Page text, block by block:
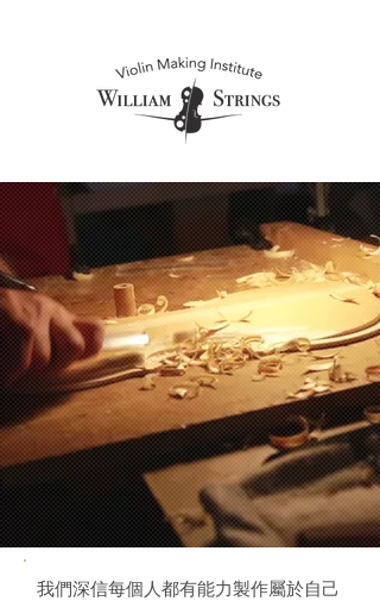
我們深信每個人都有能力製作屬於自己